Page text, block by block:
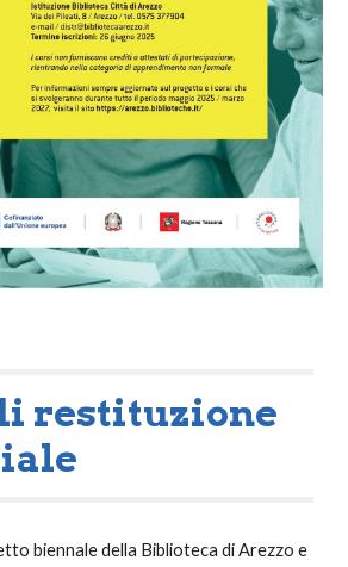
restituzione
biennale della Biblioteca di Arezzo e